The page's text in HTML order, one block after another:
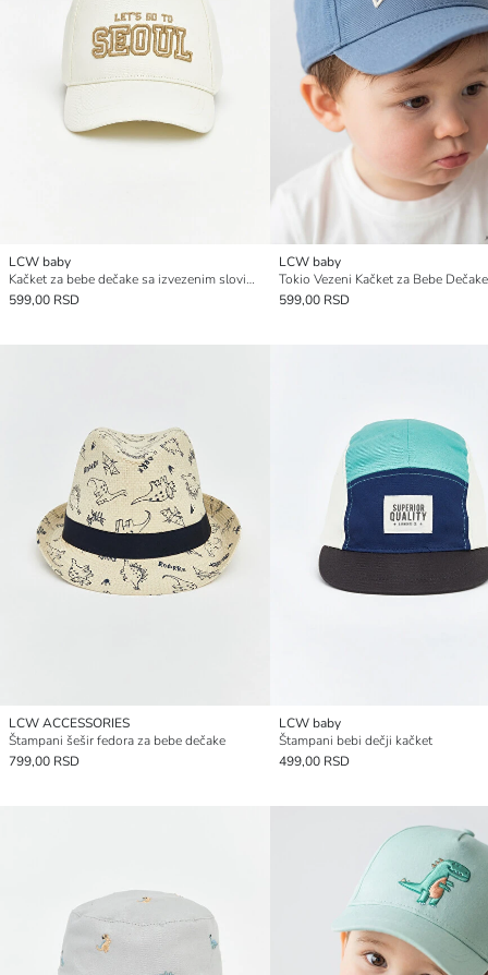
LCW baby
Kačket za bebe dečake sa izvezenim slovima
599,00 RSD
LCW baby
Tokio Vezeni Kačket za Bebe Dečake
599,00 RSD
LCW ACCESSORIES
Štampani šešir fedora za bebe dečake
799,00 RSD
LCW baby
Štampani bebi dečji kačket
499,00 RSD